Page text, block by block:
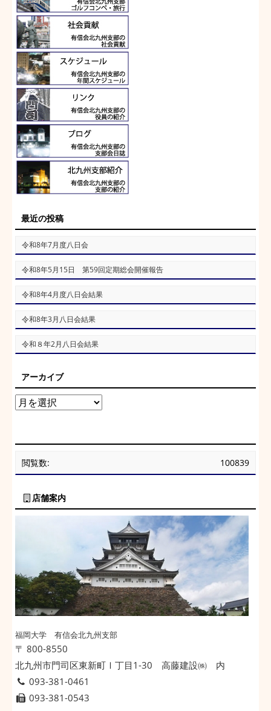
最近の投稿
令和8年7月度八日会
令和8年5月15日 第59回定期総会開催報告
令和8年4月度八日会結果
令和8年3月八日会結果
令和８年2月八日会結果
アーカイブ
100839
閲覧数:
店舗案内
福岡大学 有信会北九州支部
〒 800-8550
北九州市門司区東新町Ⅰ丁目1-30 高藤建設㈱ 内
093-381-0461
093-381-0543